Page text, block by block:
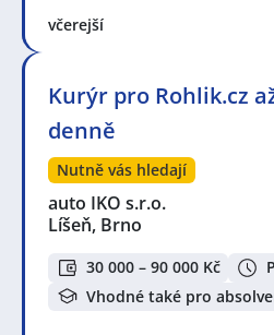
včerejší
Kurýr pro Rohlik.cz
denně
Nutně vás hledají
auto IKO s.r.o.
Líšeň, Brno
30 000 – 90 000 Kč
Vhodné také pro